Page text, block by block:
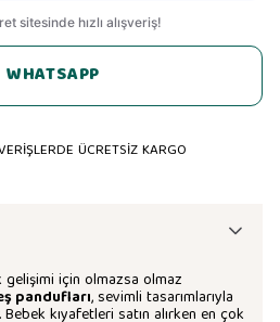
WHATSAPP
ÜCRETSİZ KARGO
gelişimi için olmazsa olmaz
pandufları, sevimli tasarımlarıyla
kıyafetleri satın alırken en çok